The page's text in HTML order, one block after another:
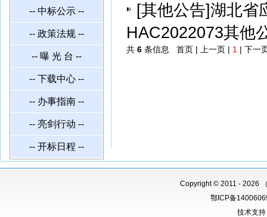
-- 中标公示 --
-- 政策法规 --
-- 曝 光 台 --
-- 下载中心 --
-- 办事指南 --
-- 亮剑行动 --
-- 开标日程 --
[其他公告]湖北省
HAC2022073其他
共 6 条信息 首页 | 上一页 | 1 | 下一
Copyright© 2011 -2026
鄂ICP备
技术支